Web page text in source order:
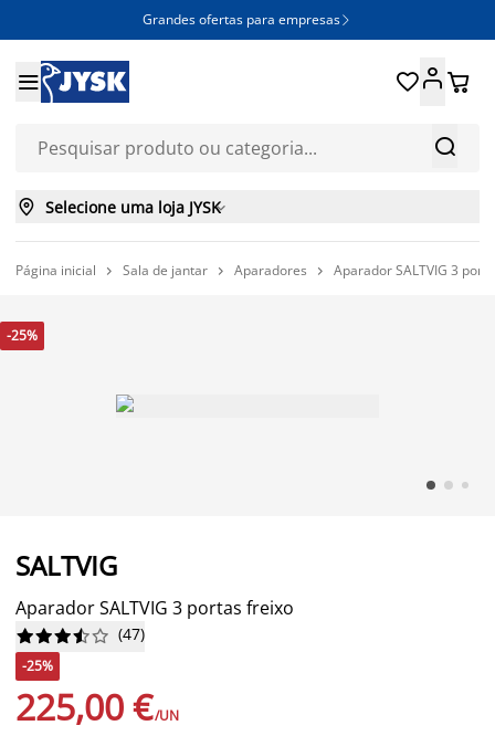
Grandes ofertas para empresas 


 
 Selecione uma loja JYSK
Página inicial  Sala de jantar  Aparadores  Aparador SALTVIG 3
-25%
SALTVIG
Aparador SALTVIG 3 portas freixo





 (47)
-25%
225,00 €/UN